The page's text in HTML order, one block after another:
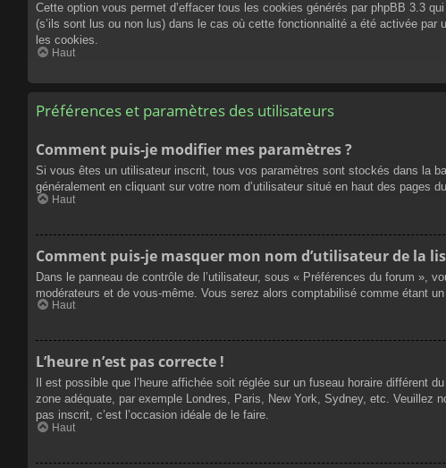
Cette option vous permet d’effacer tous les cookies générés par phpBB 3.3
(s’ils sont lus ou non lus) dans le cas où cette fonctionnalité a été activée
les cookies.
Haut
Préférences et paramètres des utilisateurs
Comment puis-je modifier mes paramètres ?
Si vous êtes un utilisateur inscrit, tous vos paramètres sont stockés dans la
généralement en cliquant sur votre nom d’utilisateur situé en haut des
Haut
Comment puis-je masquer mon nom d’utilisateur de la
Dans le panneau de contrôle de l’utilisateur, sous « Préférences du forum »,
modérateurs et de vous-même. Vous serez alors comptabilisé comme étant
Haut
L’heure n’est pas correcte !
Il est possible que l’heure affichée soit réglée sur un fuseau horaire différent
zone adéquate, par exemple Londres, Paris, New York, Sydney, etc. Veuillez
pas inscrit, c’est l’occasion idéale de le faire.
Haut